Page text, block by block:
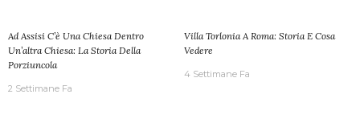
Ad Assisi C’è Una Chiesa Dentro
Un’altra Chiesa: La Storia Della
Porziuncola
2 Settimane Fa
Villa Torlonia A Roma: Storia E Cosa
Vedere
4 Settimane Fa